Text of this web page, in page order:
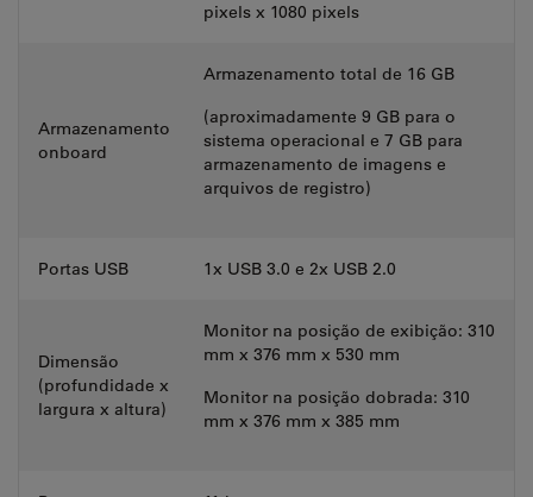
pixels x 1080 pixels
Armazenamento
onboard
Armazenamento total de 16 GB
(aproximadamente 9 GB para o
sistema operacional e 7 GB para
armazenamento de imagens e
arquivos de registro)
Portas USB 1x USB 3.0 e 2x USB 2.0
Dimensão
(profundidade x
largura x altura)
Monitor na posição de exibição: 310
mm x 376 mm x 530 mm
Monitor na posição dobrada: 310
mm x 376 mm x 385 mm